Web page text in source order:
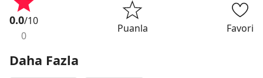
0.0/10
0
Puanla Favori
Daha Fazla